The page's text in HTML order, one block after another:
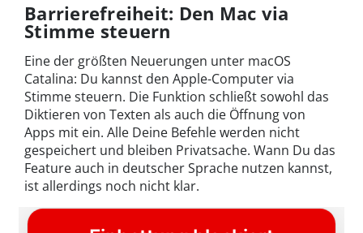
Barrierefreiheit: Den Mac via
Stimme steuern
Eine der größten Neuerungen unter macOS
Catalina: Du kannst den Apple-Computer via
Stimme steuern. Die Funktion schließt sowohl das
Diktieren von Texten als auch die Öffnung von
Apps mit ein. Alle Deine Befehle werden nicht
gespeichert und bleiben Privatsache. Wann Du das
Feature auch in deutscher Sprache nutzen kannst,
ist allerdings noch nicht klar.